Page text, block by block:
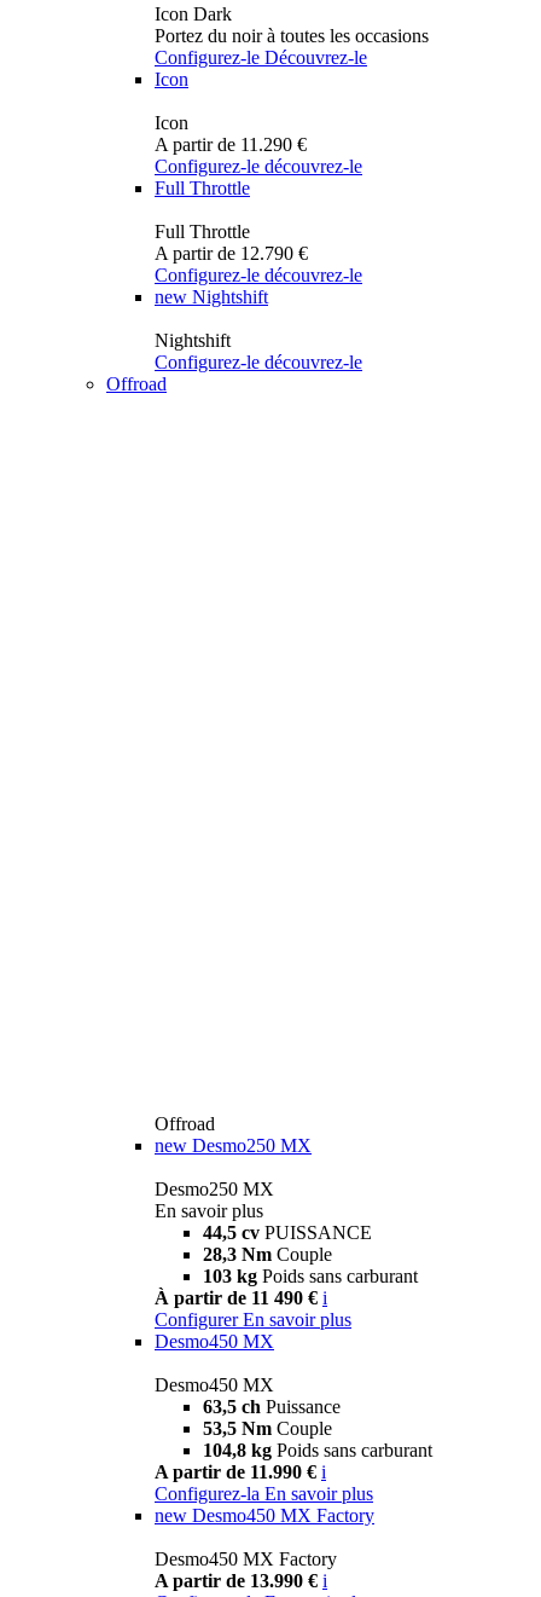
Icon Dark
Portez du noir à toutes les occasions
Configurez-le Découvrez-le
Icon
Icon
A partir de 11.290 €
Configurez-le découvrez-le
Full Throttle
Full Throttle
A partir de 12.790 €
Configurez-le découvrez-le
new Nightshift
Nightshift
Configurez-le découvrez-le
Offroad
Offroad
new Desmo250 MX
Desmo250 MX
En savoir plus
44,5 cv PUISSANCE
28,3 Nm Couple
103 kg Poids sans carburant
À partir de 11 490 € i
Configurer En savoir plus
Desmo450 MX
Desmo450 MX
63,5 ch Puissance
53,5 Nm Couple
104,8 kg Poids sans carburant
A partir de 11.990 € i
Configurez-la En savoir plus
new Desmo450 MX Factory
Desmo450 MX Factory
A partir de 13.990 € i